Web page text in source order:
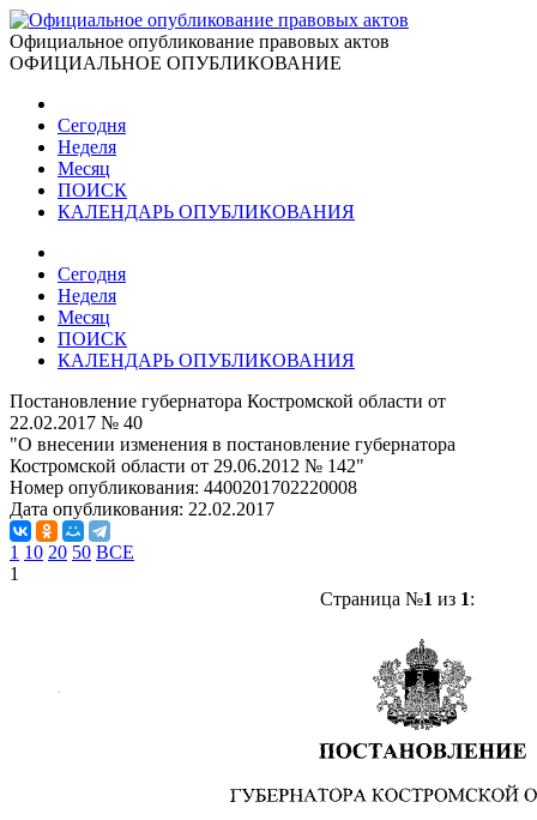
Официальное опубликование правовых актов
ОФИЦИАЛЬНОЕ ОПУБЛИКОВАНИЕ
Сегодня
Неделя
Месяц
ПОИСК
КАЛЕНДАРЬ ОПУБЛИКОВАНИЯ
Сегодня
Неделя
Месяц
ПОИСК
КАЛЕНДАРЬ ОПУБЛИКОВАНИЯ
Постановление губернатора Костромской области от
22.02.2017 № 40
"О внесении изменения в постановление губернатора
Костромской области от 29.06.2012 № 142"
Номер опубликования: 4400201702220008
Дата опубликования: 22.02.2017
1 10 20 50 ВСЕ
1
Страница №1 из 1: